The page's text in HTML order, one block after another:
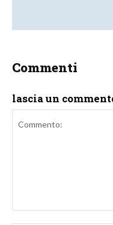
Commenti
lascia un